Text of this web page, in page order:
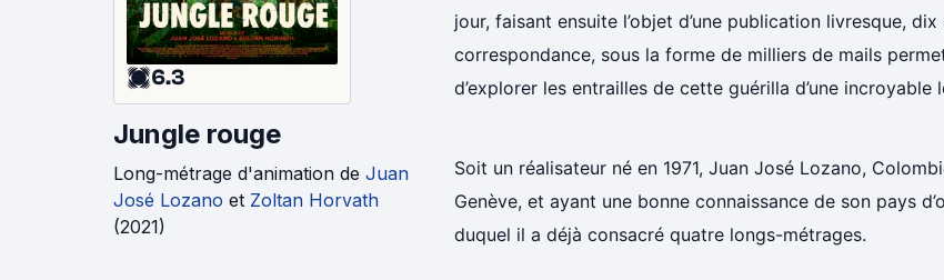
6.3
Jungle rouge
Long-métrage d'animation de Juan
José Lozano et Zoltan Horvath
(2021)
jour, faisant ensuite l’objet d’une publication livresque, dix
correspondance, sous la forme de milliers de mails
d’explorer les entrailles de cette guérilla d’une incroyable
Soit un réalisateur né en 1971, Juan José Lozano,
Genève, et ayant une bonne connaissance de son pays
duquel il a déjà consacré quatre longs-métrages.